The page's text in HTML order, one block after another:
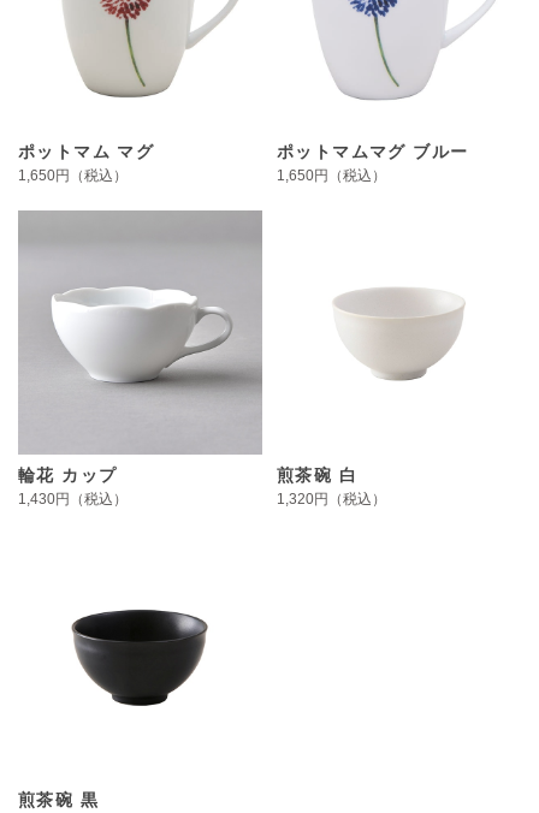
ポットマム マグ
1,650円（税込）
ポットマムマグ ブルー
1,650円（税込）
輪花 カップ
1,430円（税込）
煎茶碗 白
1,320円（税込）
煎茶碗 黒